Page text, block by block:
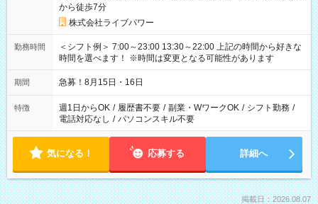
から徒歩7分
株式会社ライブパワー
勤務時間
＜シフト例＞ 7:00～23:00 13:30～22:00 上記の時間から好きな
時間を選べます！ ※時間は変更となる可能性があります
期間 急募！8月15日・16日
特徴 週1日からOK / 履歴書不要 / 副業・WワークOK / シフト勤務 /
電話対応なし / パソコンスキル不要
気になる！ 応募する 詳細へ
掲載日：2026.08.07